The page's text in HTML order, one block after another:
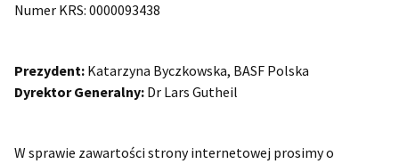
Numer KRS: 0000093438
Prezydent: Katarzyna Byczkowska, BASF Polska
Dyrektor Generalny: Dr Lars Gutheil
W sprawie zawartości strony internetowej prosimy o